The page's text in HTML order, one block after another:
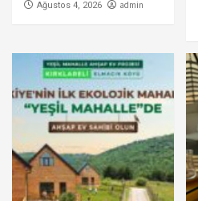
Ağustos 4, 2026 admin